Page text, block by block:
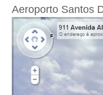
Aeroporto Santos